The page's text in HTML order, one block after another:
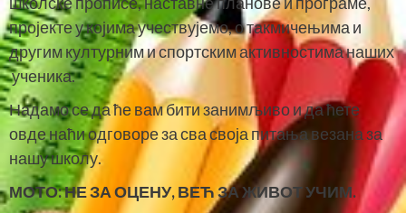
пројекте у којима учествујемо, о такмичењима и
другим културним и спортским активностима наших
ученика.
Надамо се да ће вам бити занимљиво и да ћете
овде наћи одговоре за сва своја питања везана за
нашу школу.
МОТО:НЕ ЗА ОЦЕНУ, ВЕЋ ЗА ЖИВОТ УЧИМ.